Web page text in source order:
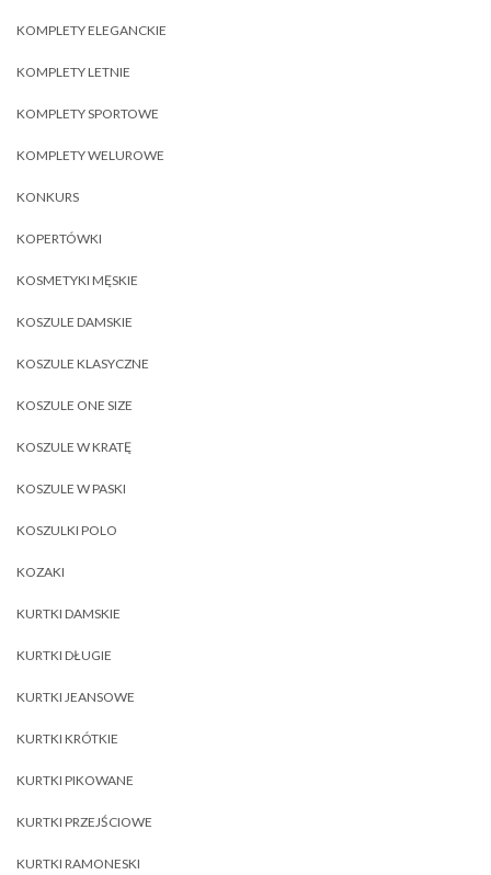
KOMPLETY ELEGANCKIE
KOMPLETY LETNIE
KOMPLETY SPORTOWE
KOMPLETY WELUROWE
KONKURS
KOPERTÓWKI
KOSMETYKI MĘSKIE
KOSZULE DAMSKIE
KOSZULE KLASYCZNE
KOSZULE ONE SIZE
KOSZULE W KRATĘ
KOSZULE W PASKI
KOSZULKI POLO
KOZAKI
KURTKI DAMSKIE
KURTKI DŁUGIE
KURTKI JEANSOWE
KURTKI KRÓTKIE
KURTKI PIKOWANE
KURTKI PRZEJŚCIOWE
KURTKI RAMONESKI